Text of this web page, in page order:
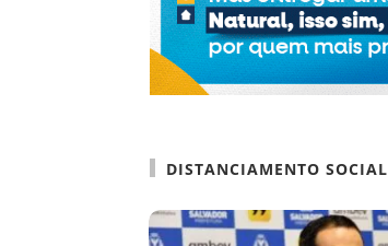
DISTANCIAMENTO SOCIAL